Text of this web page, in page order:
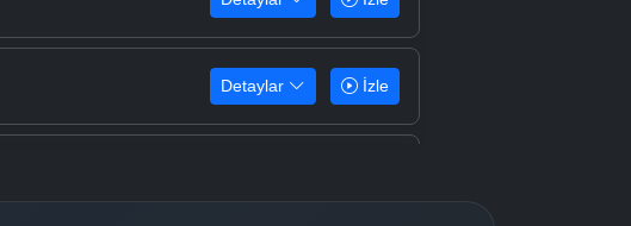
Detaylar İzle